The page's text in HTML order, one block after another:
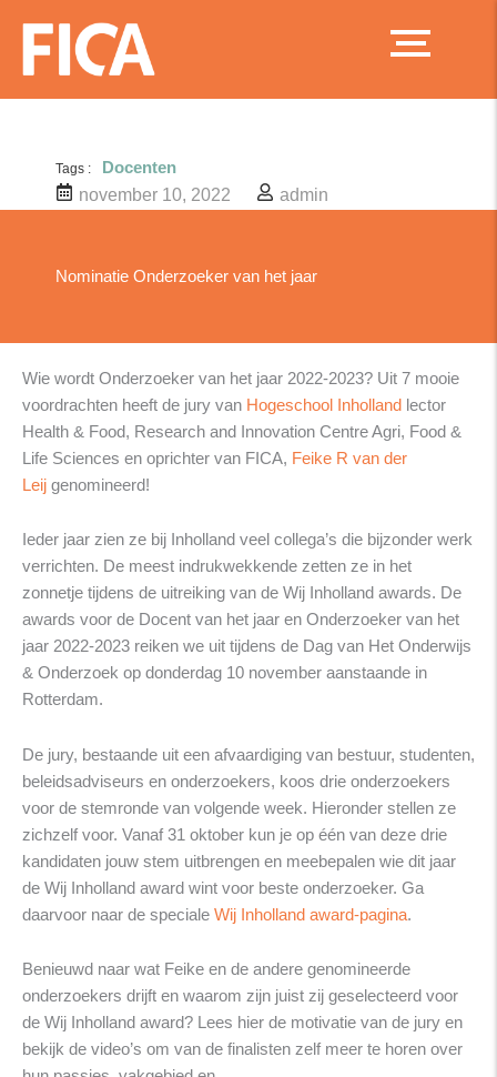
Tags :
Docenten
november 10, 2022
admin
Nominatie Onderzoeker van het jaar
Wie wordt Onderzoeker van het jaar 2022-2023? Uit 7 mooie
voordrachten heeft de jury van Hogeschool Inholland lector
Health & Food, Research and Innovation Centre Agri, Food &
Life Sciences en oprichter van FICA, Feike R van der
Leij genomineerd!
Ieder jaar zien ze bij Inholland veel collega’s die bijzonder werk
verrichten. De meest indrukwekkende zetten ze in het
zonnetje tijdens de uitreiking van de Wij Inholland awards. De
awards voor de Docent van het jaar en Onderzoeker van het
jaar 2022-2023 reiken we uit tijdens de Dag van Het Onderwijs
& Onderzoek op donderdag 10 november aanstaande in
Rotterdam.
De jury, bestaande uit een afvaardiging van bestuur, studenten,
beleidsadviseurs en onderzoekers, koos drie onderzoekers
voor de stemronde van volgende week. Hieronder stellen ze
zichzelf voor. Vanaf 31 oktober kun je op één van deze drie
kandidaten jouw stem uitbrengen en meebepalen wie dit jaar
de Wij Inholland award wint voor beste onderzoeker. Ga
daarvoor naar de speciale Wij Inholland award-pagina.
Benieuwd naar wat Feike en de andere genomineerde
onderzoekers drijft en waarom zijn juist zij geselecteerd voor
de Wij Inholland award? Lees hier de motivatie van de jury en
bekijk de video’s om van de finalisten zelf meer te horen over